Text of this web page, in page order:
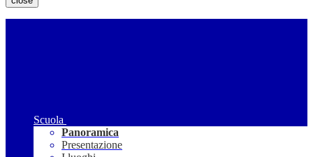
Scuola
Panoramica
Presentazione